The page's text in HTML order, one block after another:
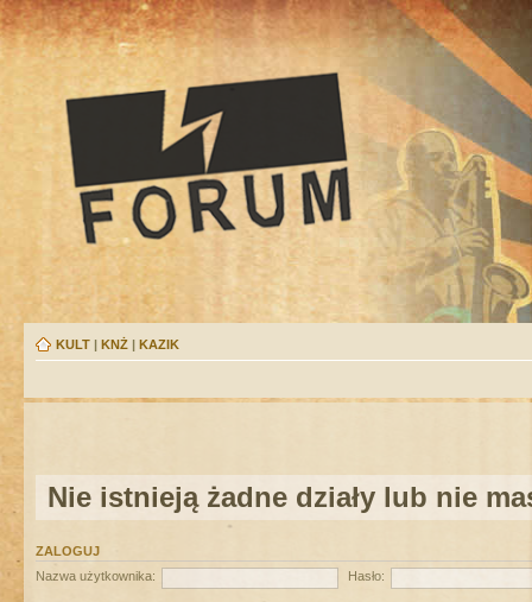
KULT | KNŻ | KAZIK
Nie istnieją żadne działy lub nie
ZALOGUJ
Nazwa użytkownika:
Hasło: